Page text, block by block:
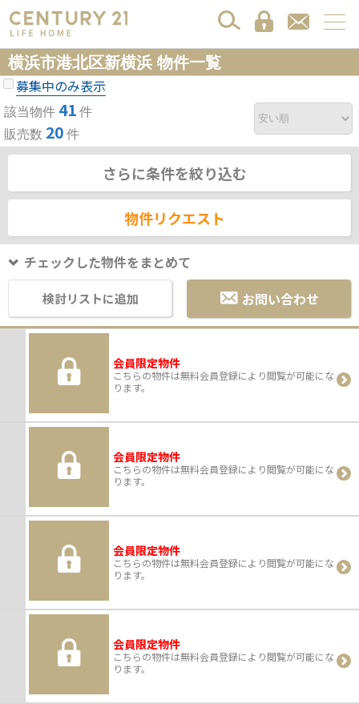
横浜市港北区新横浜 物件一覧
募集中のみ表示
該当物件 41 件
販売数 20 件
さらに条件を絞り込む
物件リクエスト
チェックした物件をまとめて
検討リストに追加 お問い合わせ
会員限定物件
こちらの物件は無料会員登録により閲覧が可能にな
ります。
会員限定物件
こちらの物件は無料会員登録により閲覧が可能にな
ります。
会員限定物件
こちらの物件は無料会員登録により閲覧が可能にな
ります。
会員限定物件
こちらの物件は無料会員登録により閲覧が可能にな
ります。